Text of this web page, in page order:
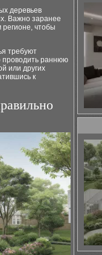
деревьев
Важно заранее
чтобы
требуют
проводить раннюю
или других
к